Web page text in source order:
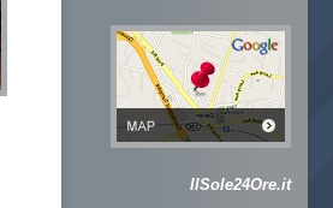
IlSole24Ore.it